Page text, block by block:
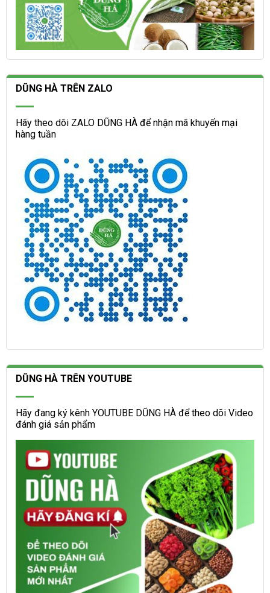
DŨNG HÀ TRÊN ZALO
Hãy theo dõi ZALO DŨNG HÀ để nhận mã khuyến mại
hàng tuần
DŨNG HÀ TRÊN YOUTUBE
Hãy đang ký kênh YOUTUBE DŨNG HÀ để theo dõi Video
đánh giá sản phẩm